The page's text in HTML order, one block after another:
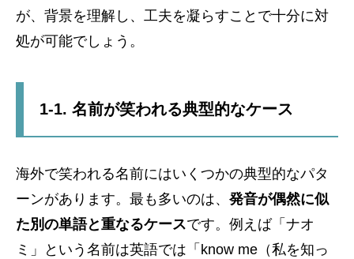
が、背景を理解し、工夫を凝らすことで十分に対
処が可能でしょう。
1-1. 名前が笑われる典型的なケース
海外で笑われる名前にはいくつかの典型的なパタ
ーンがあります。最も多いのは、 発音が偶然に似
た別の単語と重なるケースです。例えば「ナオ
ミ」という名前は英語では「know me（私を知っ